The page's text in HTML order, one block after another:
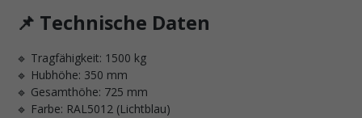
📌 Technische Daten
🔹 Tragfähigkeit: 1500 kg
🔹 Hubhöhe: 350 mm
🔹 Gesamthöhe: 725 mm
🔹 Farbe: RAL5012 (Lichtblau)